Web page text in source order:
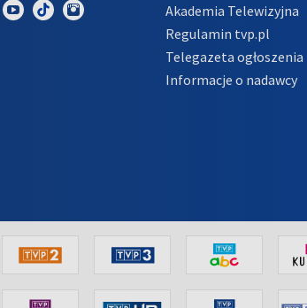
Akademia Telewizyjna
Regulamin tvp.pl
Telegazeta ogłoszenia
Informacje o nadawcy